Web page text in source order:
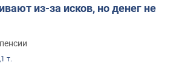
из-за исков, но денег не
т.